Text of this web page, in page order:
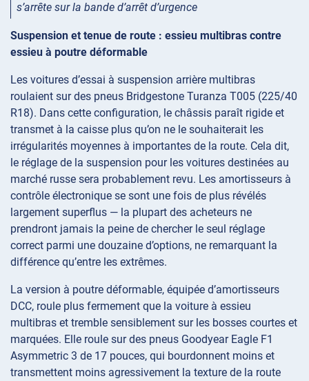
s’arrête sur la bande d’arrêt d’urgence
Suspension et tenue de route : essieu multibras contre
essieu à poutre déformable
Les voitures d’essai à suspension arrière multibras
roulaient sur des pneus Bridgestone Turanza T005 (225/40
R18). Dans cette configuration, le châssis paraît rigide et
transmet à la caisse plus qu’on ne le souhaiterait les
irrégularités moyennes à importantes de la route. Cela dit,
le réglage de la suspension pour les voitures destinées au
marché russe sera probablement revu. Les amortisseurs à
contrôle électronique se sont une fois de plus révélés
largement superflus — la plupart des acheteurs ne
prendront jamais la peine de chercher le seul réglage
correct parmi une douzaine d’options, ne remarquant la
différence qu’entre les extrêmes.
La version à poutre déformable, équipée d’amortisseurs
DCC, roule plus fermement que la voiture à essieu
multibras et tremble sensiblement sur les bosses courtes et
marquées. Elle roule sur des pneus Goodyear Eagle F1
Asymmetric 3 de 17 pouces, qui bourdonnent moins et
transmettent moins agressivement la texture de la route